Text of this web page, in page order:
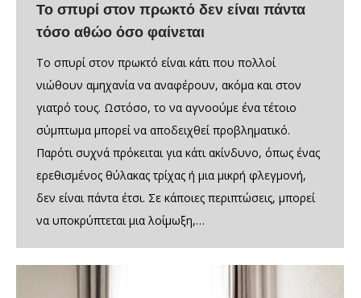
Το σπυρί στον πρωκτό δεν είναι πάντα
τόσο αθώο όσο φαίνεται
Το σπυρί στον πρωκτό είναι κάτι που πολλοί
νιώθουν αμηχανία να αναφέρουν, ακόμα και στον
γιατρό τους. Ωστόσο, το να αγνοούμε ένα τέτοιο
σύμπτωμα μπορεί να αποδειχθεί προβληματικό.
Παρότι συχνά πρόκειται για κάτι ακίνδυνο, όπως ένας
ερεθισμένος θύλακας τρίχας ή μια μικρή φλεγμονή,
δεν είναι πάντα έτσι. Σε κάποιες περιπτώσεις, μπορεί
να υποκρύπτεται μια λοίμωξη,…